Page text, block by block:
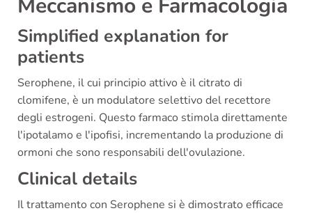
Simplified explanation for
patients
Serophene, il cui principio attivo è il citrato di
clomifene, è un modulatore selettivo del recettore
degli estrogeni. Questo farmaco stimola direttamente
l'ipotalamo e l'ipofisi, incrementando la produzione di
ormoni che sono responsabili dell'ovulazione.
Clinical details
Il trattamento con Serophene si è dimostrato efficace